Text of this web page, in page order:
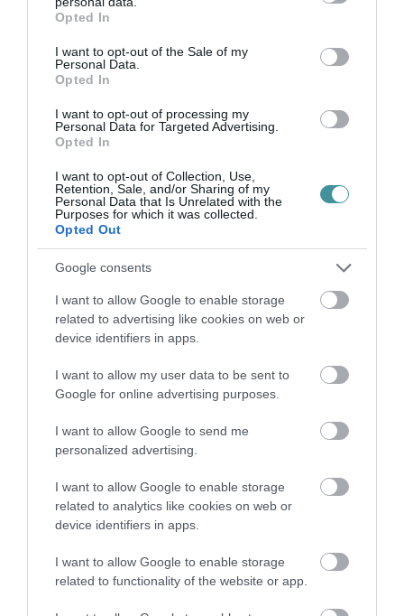
grant or deny consent to Google and its third-party tags to
use your data for below specified purposes in below Google
consent section.
Opted In
I want to opt-out of the Sale of my
Personal Data.
Opted In
I want to opt-out of processing my
Personal Data for Targeted Advertising.
Opted In
I want to opt-out of Collection, Use,
Retention, Sale, and/or Sharing of my
Personal Data that Is Unrelated with the
Purposes for which it was collected.
Opted Out
Google consents
I want to allow Google to enable storage
related to advertising like cookies on web or
device identifiers in apps.
I want to allow my user data to be sent to
Google for online advertising purposes.
I want to allow Google to send me
personalized advertising.
I want to allow Google to enable storage
related to analytics like cookies on web or
device identifiers in apps.
I want to allow Google to enable storage
related to functionality of the website or app.
ÚJ MOBILALKALMAZÁS ERŐSÍTI EGER
HÉTFŐ ESTÉTŐL ÚJABB TURBINA TERMEL
ÁRAMOT PAKSON
MAGYAR PÉTERÉK A MARGITSZIGETEN
2026. augusztus 10|Mindenki ügye
FORRADALMI ÚJÍTÁSOK A JÖVŐ
ELEKTROMOS KERÉKPÁRJAIBAN
2026. augusztus 10|Promóció